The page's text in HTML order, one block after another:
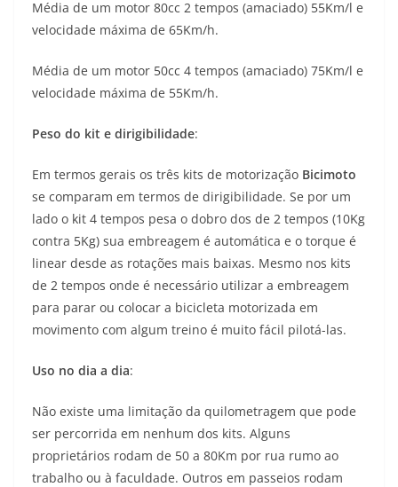
Média de um motor 80cc 2 tempos (amaciado) 55Km/l e
velocidade máxima de 65Km/h.
Média de um motor 50cc 4 tempos (amaciado) 75Km/l e
velocidade máxima de 55Km/h.
Peso do kit e dirigibilidade:
Em termos gerais os três kits de motorização Bicimoto
se comparam em termos de dirigibilidade. Se por um
lado o kit 4 tempos pesa o dobro dos de 2 tempos (10Kg
contra 5Kg) sua embreagem é automática e o torque é
linear desde as rotações mais baixas. Mesmo nos kits
de 2 tempos onde é necessário utilizar a embreagem
para parar ou colocar a bicicleta motorizada em
movimento com algum treino é muito fácil pilotá-las.
Uso no dia a dia:
Não existe uma limitação da quilometragem que pode
ser percorrida em nenhum dos kits. Alguns
proprietários rodam de 50 a 80Km por rua rumo ao
trabalho ou à faculdade. Outros em passeios rodam